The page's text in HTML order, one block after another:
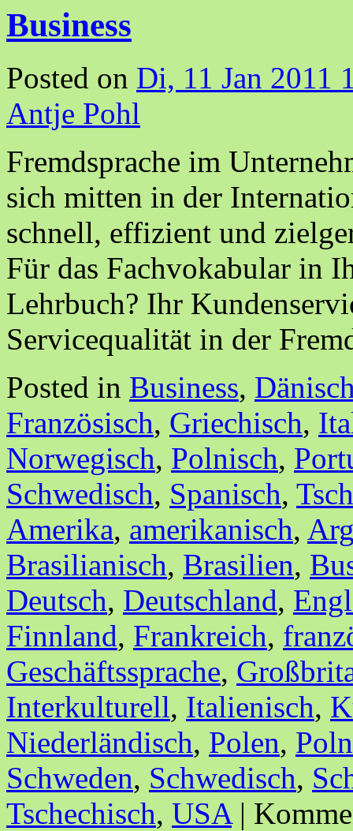
Business
Posted on Di, 11 Jan 2011
Antje Pohl
Fremdsprache im
sich mitten in der
schnell, effizient und
Für das Fachvokabular in
Lehrbuch? Ihr
Servicequalität in der
Posted in Business,
Französisch, Griechisch,
Norwegisch, Polnisch,
Schwedisch, Spanisch,
Amerika, amerikanisch,
Brasilianisch, Brasilien,
Deutsch, Deutschland,
Finnland, Frankreich,
Geschäftssprache,
Interkulturell, Italienisch,
Niederländisch, Polen,
Schweden, Schwedisch,
Tschechisch, USA |